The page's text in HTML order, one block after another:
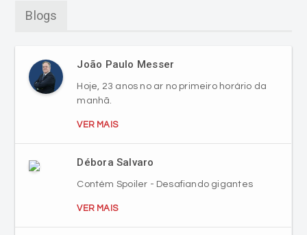
Blogs
João Paulo Messer
Hoje, 23 anos no ar no primeiro horário da
manhã.
VER MAIS
Débora Salvaro
Contém Spoiler - Desafiando gigantes
VER MAIS